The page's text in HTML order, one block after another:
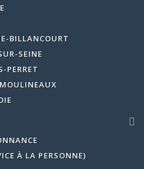
BILLANCOURT
SEINE
PERRET
À LA PERSONNE)